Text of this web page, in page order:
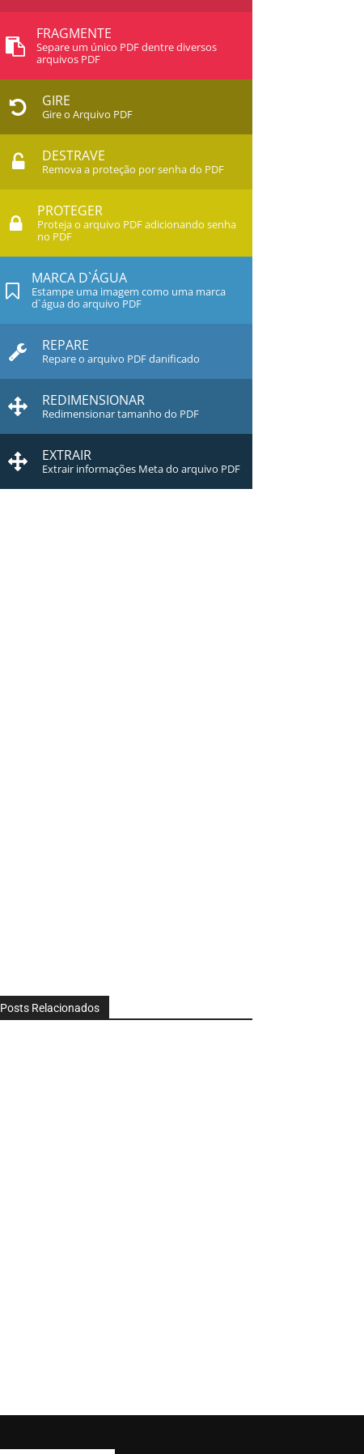
FRAGMENTE
Separe um único PDF dentre diversos
arquivos PDF
GIRE
Gire o Arquivo PDF
DESTRAVE
Remova a proteção por senha do PDF
PROTEGER
Proteja o arquivo PDF adicionando senha
no PDF
MARCA D`ÁGUA
Estampe uma imagem como uma marca
d`água do arquivo PDF
REPARE
Repare o arquivo PDF danificado
REDIMENSIONAR
Redimensionar tamanho do PDF
EXTRAIR
Extrair informações Meta do arquivo PDF
Posts Relacionados